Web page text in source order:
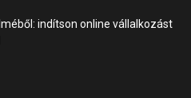
indítson online vállalkozást